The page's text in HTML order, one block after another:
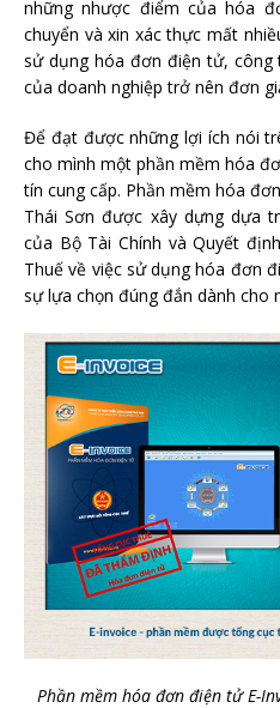
những nhược điểm của hóa
chuyển và xin xác thực mất
sử dụng hóa đơn điện tử, công
của doanh nghiệp trở nên đơn
Để đạt được những lợi ích nói
cho mình một phần mềm hóa
tín cung cấp. Phần mềm hóa
Thái Sơn được xây dựng dựa
của Bộ Tài Chính và Quyết
Thuế về việc sử dụng hóa đơn
sự lựa chọn đúng đắn dành cho
Phần mềm hóa đơn điện tử E-